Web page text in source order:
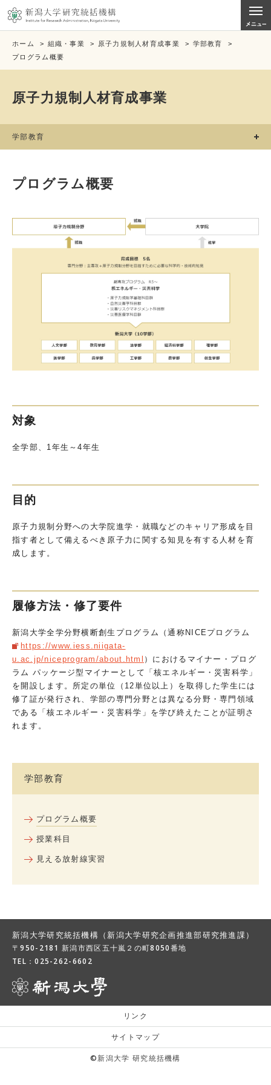
ホーム > 組織・事業 > 原子力規制人材育成事業 > 学部教育
>
プログラム概要
原子力規制人材育成事業
学部教育
プログラム概要
対象
全学部、1年生～4年生
目的
原子力規制分野への大学院進学・就職などのキャリア形成を目
指す者として備えるべき原子力に関する知見を有する人材を育
成します。
履修方法・修了要件
新潟大学全学分野横断創生プログラム（通称NICEプログラム
https://www.iess.niigata-
u.ac.jp/niceprogram/about.html ）におけるマイナー・プログ
ラム パッケージ型マイナーとして「核エネルギー・災害科学」
を開設します。所定の単位（12単位以上）を取得した学生には
修了証が発行され、学部の専門分野とは異なる分野・専門領域
である「核エネルギー・災害科学」を学び終えたことが証明さ
れます。
学部教育
プログラム概要
授業科目
見える放射線実習
新潟大学研究統括機構（新潟大学研究企画推進部研究推進課）
〒950-2181 新潟市西区五十嵐２の町8050番地
TEL：025-262-6602
リンク
サイトマップ
©新潟大学 研究統括機構